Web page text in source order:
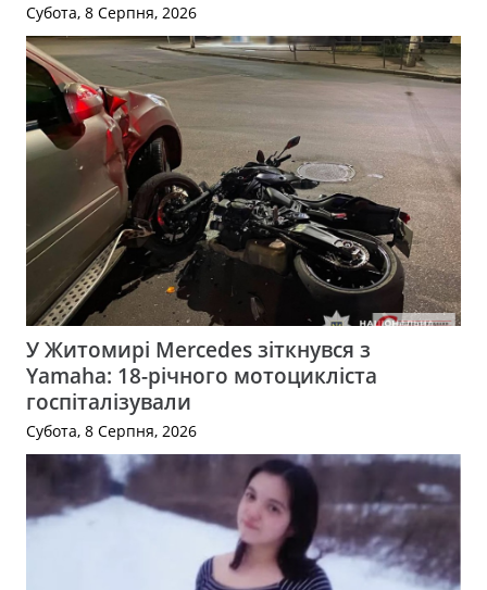
Субота, 8 Серпня, 2026
У Житомирі Mercedes зіткнувся з
Yamaha: 18-річного мотоцикліста
госпіталізували
Субота, 8 Серпня, 2026